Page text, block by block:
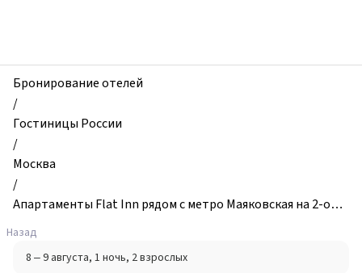
и
квартиры,
Апартаменты
Flat
Inn
рядом
метро
Маяковская
на
Бронирование отелей
/
Гостиницы России
/
Москва
/
Апартаменты Flat Inn рядом с метро Маяковская на 2-ой Б
Назад
8 – 9 августа, 1 ночь, 2 взрослых